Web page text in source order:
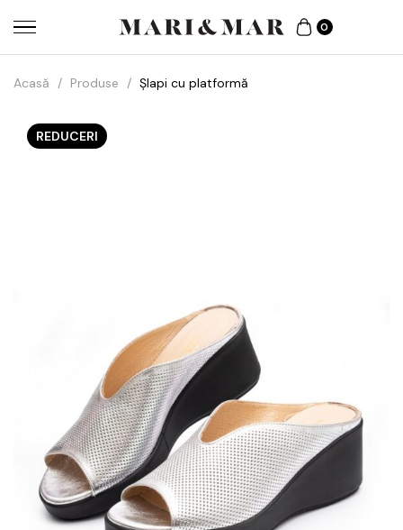
0
Acasă / Produse / Șlapi cu platformă
REDUCERI